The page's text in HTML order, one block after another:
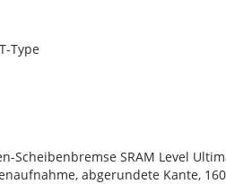
Type
Scheibenbremse SRAM Level
abgerundete Kante,